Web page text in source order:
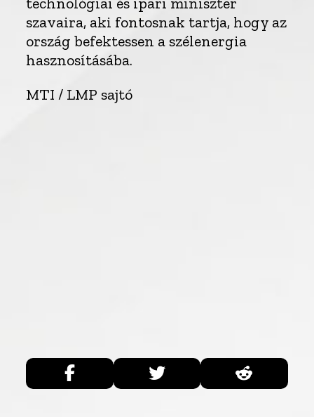
szavaira, aki fontosnak tartja, hogy az
ország befektessen a szélenergia
hasznosításába.
MTI / LMP sajtó